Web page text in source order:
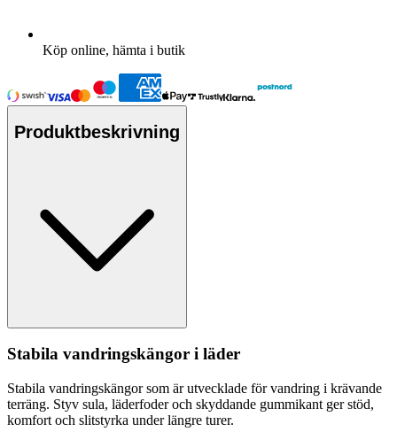
Köp online, hämta i butik
Produktbeskrivning
Stabila vandringskängor i läder
Stabila vandringskängor som är utvecklade för vandring i krävande
terräng. Styv sula, läderfoder och skyddande gummikant ger stöd,
komfort och slitstyrka under längre turer.